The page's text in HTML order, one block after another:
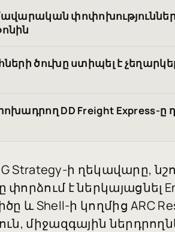
ծուխը ստիպել է
DD Freight Express-ը
Strategy-ի ղեկավարը,
է ներկայացնել
և Shell-ի կողմից ARC
միջազգային